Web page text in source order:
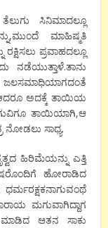
ಸಿನಿಮಾದಲ್ಲೂ
ಮಾಹಿಷ್ಮತಿ
ಪ್ರವಾಹದಲ್ಲೂ
ನಡೆಯುತ್ತಾಳೆ.ತಾನು
ಅದಕ್ಕೆ ತಾಯಿಯ
ತಾಯಿಯಾಗಿ,ಆ
ನೋಡಲು ಸಾಧ್ಯ.
ಹಿರಿಮೆಯನ್ನು ಎತ್ತಿ
ಹೋರಾಡಿದ
ಮಗುವಾಗಿದ್ದಾಗ
ಆತನ ಸಾಕು